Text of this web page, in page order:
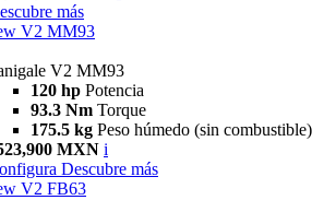
más
V2 MM93
V2 MM93
120 hp Potencia
93.3 Nm Torque
175.5 kg Peso húmedo (sin combustible)
MXN i
Descubre más
V2 FB63